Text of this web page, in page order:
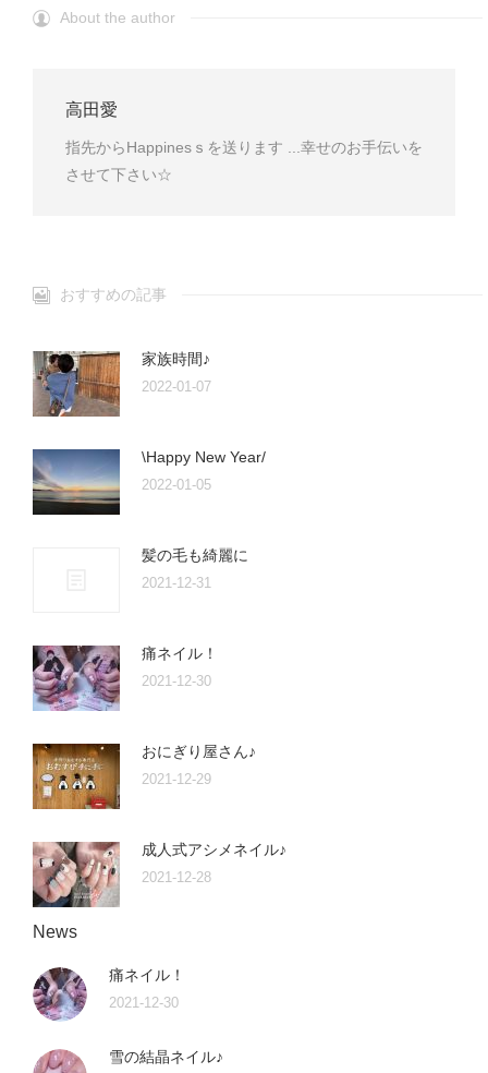
About the author
高田愛
指先からHappinesｓを送ります ...幸せのお手伝いを
させて下さい☆
おすすめの記事
家族時間♪
2022-01-07
\Happy New Year/
2022-01-05
髪の毛も綺麗に
2021-12-31
痛ネイル！
2021-12-30
おにぎり屋さん♪
2021-12-29
成人式アシメネイル♪
2021-12-28
News
痛ネイル！
2021-12-30
雪の結晶ネイル♪